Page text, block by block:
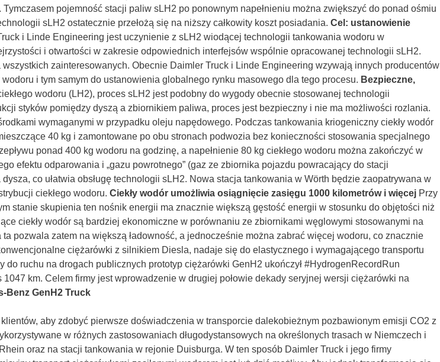
pojemność stacji paliw sLH2 po ponownym napełnieniu można zwiększyć do ponad ośmiu
sLH2 ostatecznie przełożą się na niższy całkowity koszt posiadania. Cel: ustanowienie
i Linde Engineering jest uczynienie z sLH2 wiodącej technologii tankowania wodoru w
i otwartości w zakresie odpowiednich interfejsów wspólnie opracowanej technologii sLH2.
zainteresowanych. Obecnie Daimler Truck i Linde Engineering wzywają innych producentów
i tym samym do ustanowienia globalnego rynku masowego dla tego procesu. Bezpieczne,
wodoru (LH2), proces sLH2 jest podobny do wygody obecnie stosowanej technologii
styków pomiędzy dyszą a zbiornikiem paliwa, proces jest bezpieczny i nie ma możliwości rozlania.
wymaganymi w przypadku oleju napędowego. Podczas tankowania kriogeniczny ciekły wodór
40 kg i zamontowane po obu stronach podwozia bez konieczności stosowania specjalnego
ponad 400 kg wodoru na godzinę, a napełnienie 80 kg ciekłego wodoru można zakończyć w
efektu odparowania i „gazu powrotnego” (gaz ze zbiornika pojazdu powracający do stacji
co ułatwia obsługę technologii sLH2. Nowa stacja tankowania w Wörth będzie zaopatrywana w
ciekłego wodoru. Ciekły wodór umożliwia osiągnięcie zasięgu 1000 kilometrów i więcej Przy
stanie skupienia ten nośnik energii ma znacznie większą gęstość energii w stosunku do objętości niż
ciekły wodór są bardziej ekonomiczne w porównaniu ze zbiornikami węglowymi stosowanymi na
pozwala zatem na większą ładowność, a jednocześnie można zabrać więcej wodoru, co znacznie
ciężarówki z silnikiem Diesla, nadaje się do elastycznego i wymagającego transportu
ruchu na drogach publicznych prototyp ciężarówki GenH2 ukończył #HydrogenRecordRun
km. Celem firmy jest wprowadzenie w drugiej połowie dekady seryjnej wersji ciężarówki na
Benz GenH2 Truck
aby zdobyć pierwsze doświadczenia w transporcie dalekobieżnym pozbawionym emisji CO2 z
w różnych zastosowaniach długodystansowych na określonych trasach w Niemczech i
oraz na stacji tankowania w rejonie Duisburga. W ten sposób Daimler Truck i jego firmy